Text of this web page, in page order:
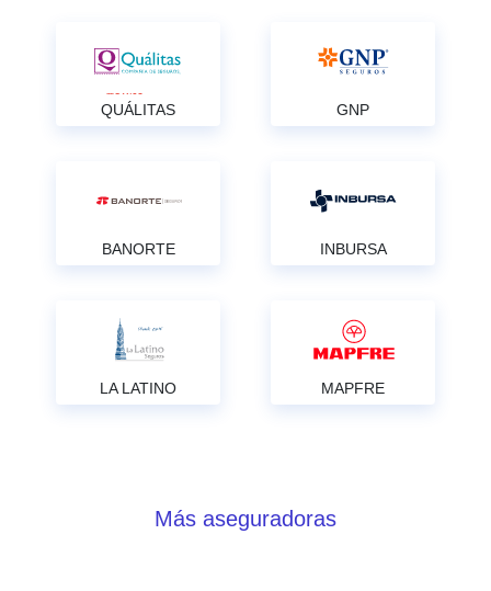
QUÁLITAS GNP
BANORTE INBURSA
LA LATINO MAPFRE
Más aseguradoras